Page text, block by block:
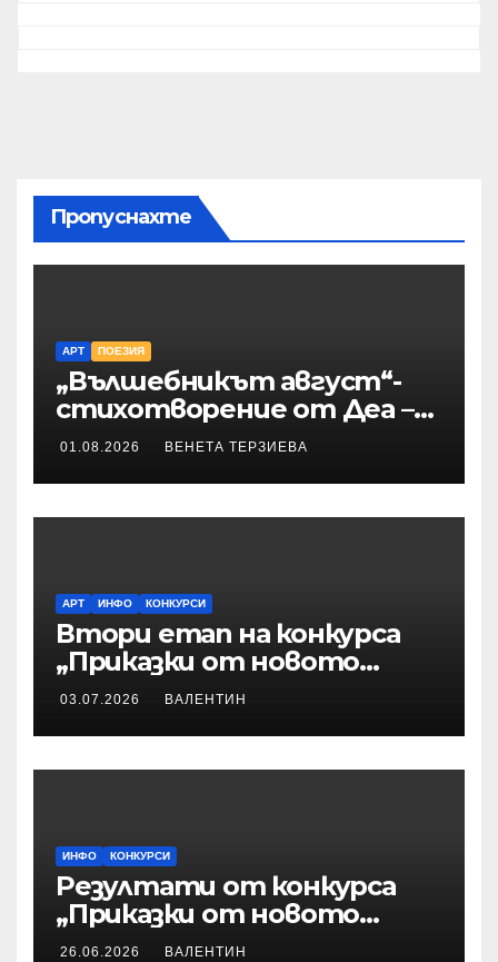
Пропуснахте
АРТ ПОЕЗИЯ
„Вълшебникът август“-
стихотворение от Деа –
Десислава Иванова
01.08.2026 ВЕНЕТА ТЕРЗИЕВА
АРТ ИНФО КОНКУРСИ
Втори етап на конкурса
„Приказки от новото
време“ – Илюстрации към
03.07.2026 ВАЛЕНТИН
ИНФО КОНКУРСИ
Резултати от конкурса
„Приказки от новото
време“
26.06.2026 ВАЛЕНТИН